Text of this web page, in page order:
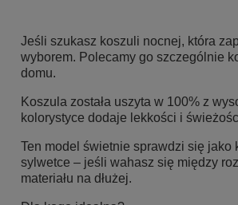
Jeśli szukasz koszuli nocnej, która
wyborem. Polecamy go szczególnie
domu.
Koszula została uszyta w 100% z
kolorystyce dodaje lekkości i
Ten model świetnie sprawdzi się jako
sylwetce – jeśli wahasz się między
materiału na dłużej.